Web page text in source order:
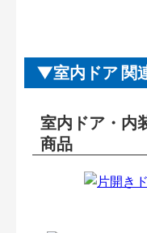
室内ドア 関
室内ドア・内
商品